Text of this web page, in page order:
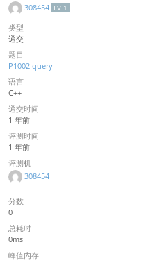
308454 LV 1
类型
递交
题目
P1002 query
语言
C++
递交时间
1 年前
评测时间
1 年前
评测机
308454
分数
0
总耗时
0ms
峰值内存